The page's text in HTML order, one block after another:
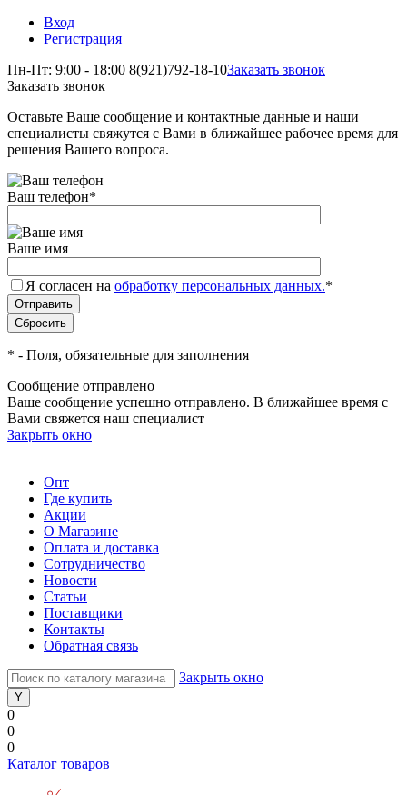
Вход
Регистрация
Пн-Пт: 9:00 - 18:00 8(921)792-18-10Заказать звонок
Заказать звонок
Оставьте Ваше сообщение и контактные данные и наши
специалисты свяжутся с Вами в ближайшее рабочее время для
решения Вашего вопроса.
Ваш телефон*
Ваше имя
Я согласен на обработку персональных данных.*
* - Поля, обязательные для заполнения
Сообщение отправлено
Ваше сообщение успешно отправлено. В ближайшее время с
Вами свяжется наш специалист
Закрыть окно
Опт
Где купить
Акции
О Магазине
Оплата и доставка
Сотрудничество
Новости
Статьи
Поставщики
Контакты
Обратная связь
Закрыть окно
0
0
0
Каталог товаров